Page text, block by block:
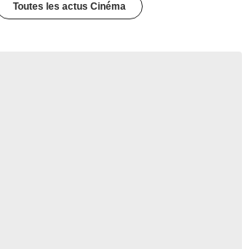
Toutes les actus Cinéma